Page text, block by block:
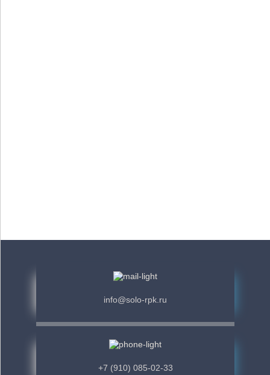
info@solo-rpk.ru
+7 (910) 085-02-33